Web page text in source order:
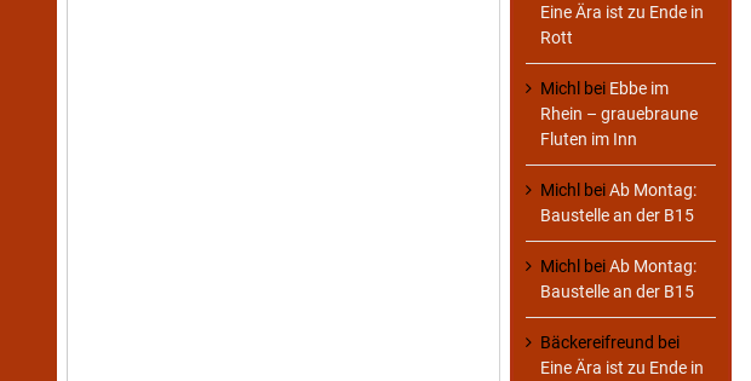
Eine Ära ist zu Ende in
Rott
Michl bei Ebbe im
Rhein – grauebraune
Fluten im Inn
Michl beiAb Montag:
Baustelle an der B15
Michl beiAb Montag:
Baustelle an der B15
Bäckereifreund bei
Eine Ära ist zu Ende in